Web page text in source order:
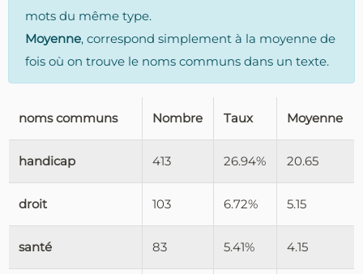
mots du même type.
Moyenne, correspond simplement à la moyenne de
fois où on trouve le noms communs dans un texte.
noms communs Nombre Taux Moyenne
handicap 413 26.94% 20.65
droit 103 6.72% 5.15
santé 83 5.41% 4.15